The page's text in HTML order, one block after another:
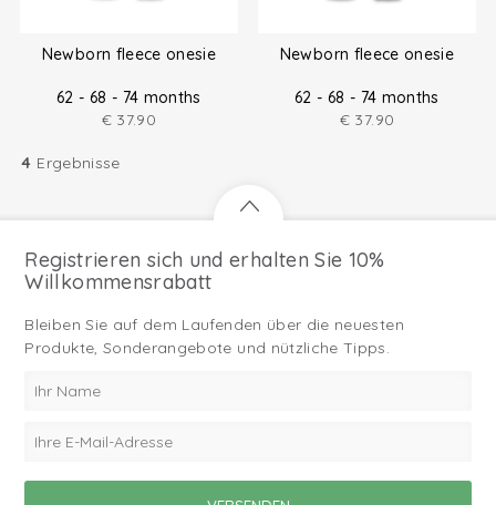
Newborn fleece onesie
62 - 68 - 74 months
€ 37.90
Newborn fleece onesie
62 - 68 - 74 months
€ 37.90
4 Ergebnisse
Registrieren sich und erhalten Sie 10%
Willkommensrabatt
Bleiben Sie auf dem Laufenden über die neuesten
Produkte, Sonderangebote und nützliche Tipps.